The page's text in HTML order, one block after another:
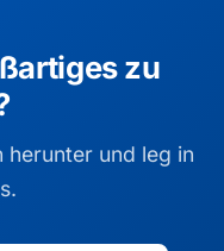
zu
herunter und leg in